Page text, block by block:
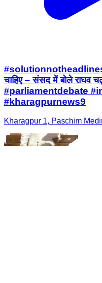
#solutionnotheadlines
चाहिए – संसद में बोले
#parliamentdebate
#kharagpurnews9
Kharagpur 1, Paschim